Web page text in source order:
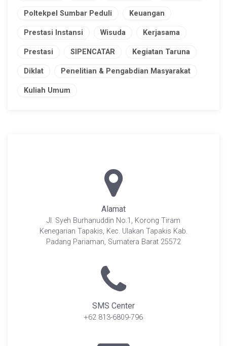
Poltekpel Sumbar Peduli Keuangan
Prestasi Instansi Wisuda Kerjasama
Prestasi SIPENCATAR Kegiatan Taruna
Diklat Penelitian & Pengabdian Masyarakat
Kuliah Umum
Alamat
Jl. Syeh Burhanuddin No.1, Korong Tiram
Kenegarian Tapakis, Kec. Ulakan Tapakis Kab.
Padang Pariaman, Sumatera Barat 25572
SMS Center
+62 813-6809-796